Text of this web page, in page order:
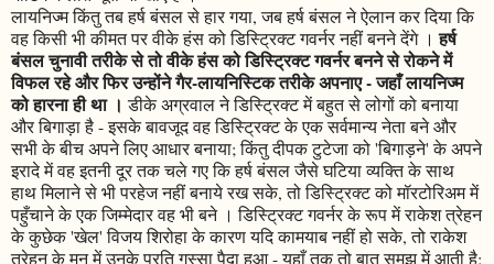
लायनिज्म किंतु तब हर्ष बंसल से हार गया, जब हर्ष बंसल ने ऐलान कर दिया कि
वह किसी भी कीमत पर वीके हंस को डिस्ट्रिक्ट गवर्नर नहीं बनने देंगे ।हर्ष
बंसल चुनावी तरीके से तो वीके हंस को डिस्ट्रिक्ट गवर्नर बनने से रोकने में
विफल रहे और फिर उन्होंने गैर-लायनिस्टिक तरीके अपनाए - जहाँ लायनिज्म
को हारना ही था । डीके अग्रवाल ने डिस्ट्रिक्ट में बहुत से लोगों को बनाया
और बिगाड़ा है - इसके बावजूद वह डिस्ट्रिक्ट के एक सर्वमान्य नेता बने और
सभी के बीच अपने लिए आधार बनाया; किंतु दीपक टुटेजा को 'बिगाड़ने' के अपने
इरादे में वह इतनी दूर तक चले गए कि हर्ष बंसल जैसे घटिया व्यक्ति के साथ
हाथ मिलाने से भी परहेज नहीं बनाये रख सके, तो डिस्ट्रिक्ट को मॉरटोरिअम में
पहुँचाने के एक जिम्मेदार वह भी बने । डिस्ट्रिक्ट गवर्नर के रूप में राकेश त्रेहन
के कुछेक 'खेल' विजय शिरोहा के कारण यदि कामयाब नहीं हो सके, तो राकेश
त्रेहन के मन में उनके प्रति गुस्सा पैदा हुआ - यहाँ तक तो बात समझ में आती है;